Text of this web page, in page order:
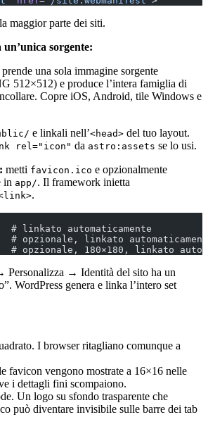
maggior parte dei siti.
un’unica sorgente:
prende una sola immagine sorgente
512×512) e produce l’intera famiglia di
Copre iOS, Android, tile Windows e
e linkali nell’<head> del tuo layout.
rel="icon" da astro:assets se lo usi.
metti favicon.ico e opzionalmente
in app/. Il framework inietta
.
# linkato automaticamente
# opzionale, linkato
# opzionale, 180×180, linkato
Personalizza → Identità del sito ha un
WordPress genera e linka l’intero set
I browser ritagliano comunque a
favicon vengono mostrate a 16×16 nelle
i dettagli fini scompaiono.
Un logo su sfondo trasparente che
può diventare invisibile sulle barre dei tab